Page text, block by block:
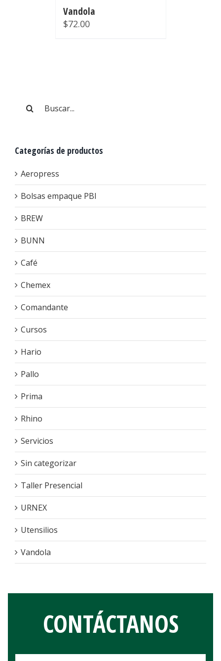
Vandola
$72.00
Categorías de productos
Aeropress
Bolsas empaque PBI
BREW
BUNN
Café
Chemex
Comandante
Cursos
Hario
Pallo
Prima
Rhino
Servicios
Sin categorizar
Taller Presencial
URNEX
Utensilios
Vandola
CONTÁCTANOS